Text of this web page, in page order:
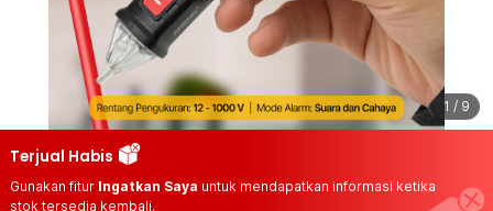
1 / 9
Terjual Habis
Gunakan fitur Ingatkan Saya untuk mendapatkan informasi ketika
stok tersedia kembali.